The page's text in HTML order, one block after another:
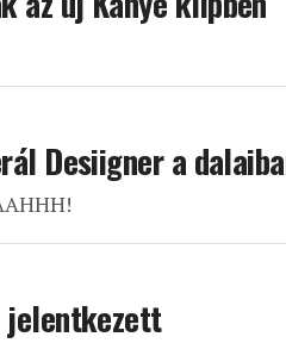
Desiigner a
jelentkezett